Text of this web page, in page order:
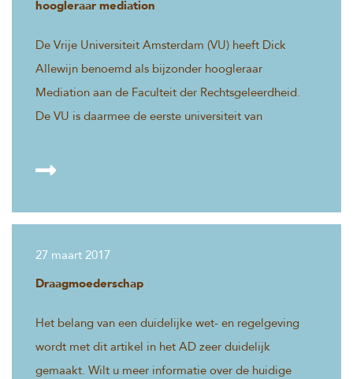
hoogleraar mediation
De Vrije Universiteit Amsterdam (VU) heeft Dick
Allewijn benoemd als bijzonder hoogleraar
Mediation aan de Faculteit der Rechtsgeleerdheid.
De VU is daarmee de eerste universiteit van
27 maart 2017
Draagmoederschap
Het belang van een duidelijke wet- en regelgeving
wordt met dit artikel in het AD zeer duidelijk
gemaakt. Wilt u meer informatie over de huidige